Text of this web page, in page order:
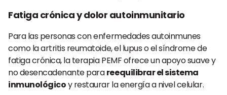
Fatiga crónica y dolor autoinmunitario
Para las personas con enfermedades autoinmunes
como la artritis reumatoide, el lupus o el síndrome de
fatiga crónica, la terapia PEMF ofrece un apoyo suave y
no desencadenante parareequilibrar el sistema
inmunológicoy restaurar la energía a nivel celular.